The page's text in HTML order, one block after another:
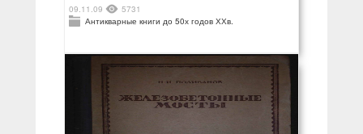
09.11.09
5731
Антикварные книги до 50х годов ХХв.